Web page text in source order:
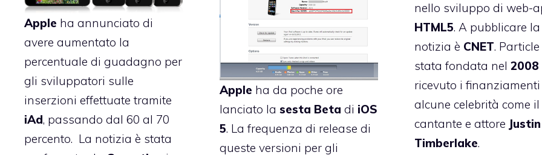
nello sviluppo di web-
HTML5. A pubblicare la
notizia è CNET. Particle
stata fondata nel2008
ricevuto i finanziamenti
alcune celebrità come il
cantante e attore Justin
Timberlake.
Apple ha annunciato di
avere aumentato la
percentuale di guadagno per
gli sviluppatori sulle
inserzioni effettuate tramite
iAd, passando dal 60 al 70
percento. La notizia è stata
Apple ha da poche ore
lanciato la sesta Beta di iOS
5. La frequenza di release di
queste versioni per gli